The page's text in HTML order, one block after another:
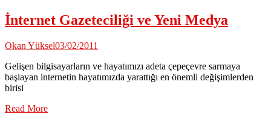
İnternet Gazeteciliği ve Yeni Medya
Okan Yüksel03/02/2011
Gelişen bilgisayarların ve hayatımızı adeta çepeçevre sarmaya
başlayan internetin hayatımızda yarattığı en önemli değişimlerden
birisi
Read More